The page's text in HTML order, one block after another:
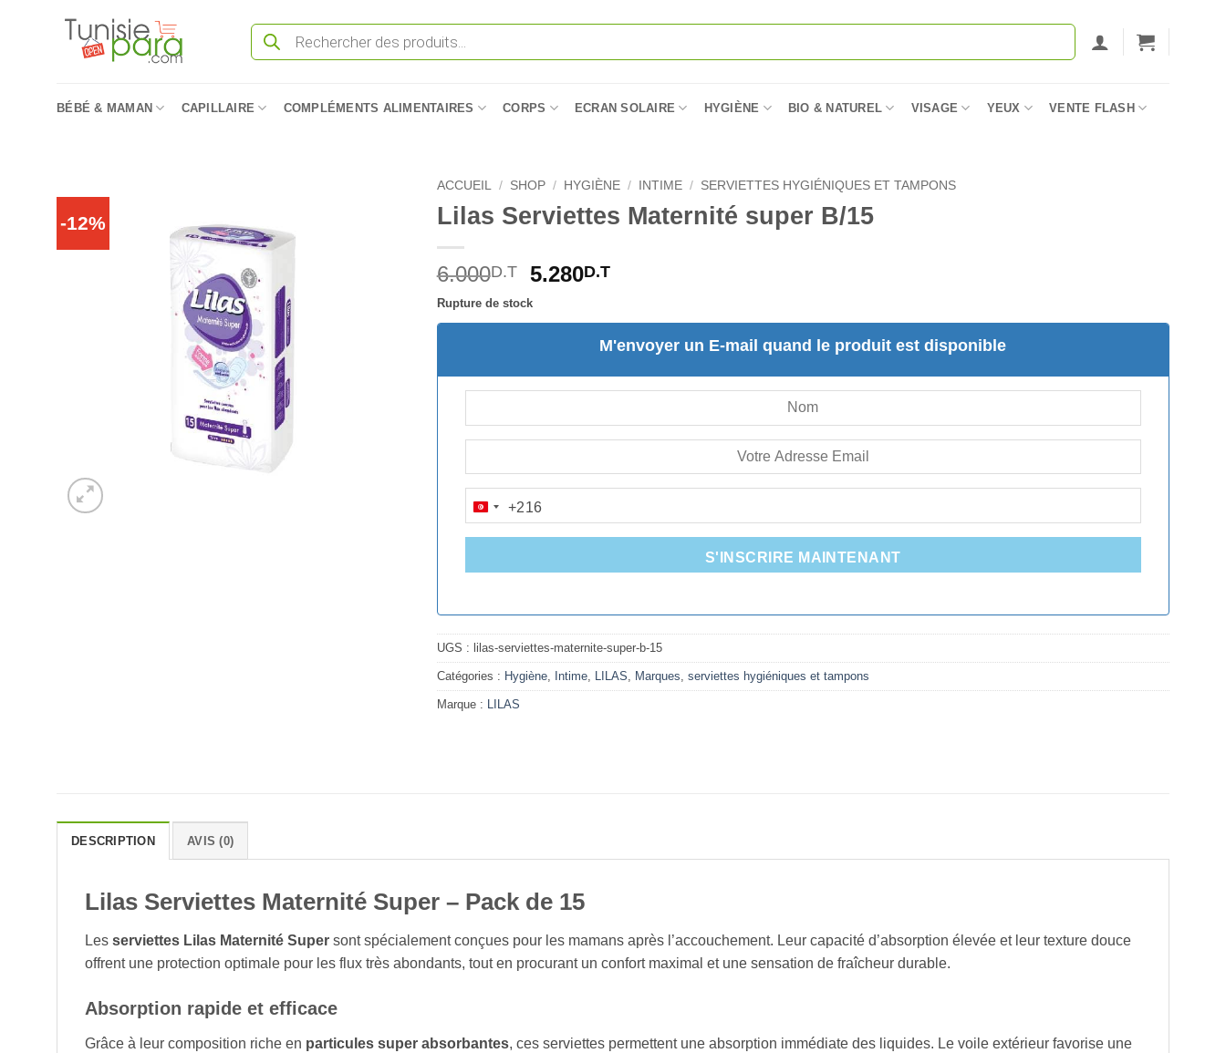
Recherche
produits
BÉBÉ & MAMAN CAPILLAIRE COMPLÉMENTS ALIMENTAIRES CORPS ECRAN SOLAIRE HYGIÈNE BIO & NATUREL VISAGE YEUX VENTE FLASH
-12%
ACCUEIL / SHOP / HYGIÈNE / INTIME / SERVIETTES HYGIÉNIQUES ET TAMPONS
Lilas Serviettes Maternité super B/15
6.000D.T
Le
prix
initial
5.280D.TLe
actuel
est :
5.280D.T.
Rupture de stock
M'envoyer un E-mail quand le produit est disponible
TUNISIA
+216
+216
S'INSCRIRE MAINTENANT
UGS : lilas-serviettes-maternite-super-b-15
Catégories : Hygiène, Intime, LILAS Marques serviettes hygiéniques et tampons
Marque : LILAS
DESCRIPTION AVIS (0)
Lilas Serviettes Maternité Super – Pack de 15
Les serviettes Lilas Maternité Super sont spécialement conçues pour les mamans après l’accouchement. Leur capacité d’absorption élevée et leur texture douce
offrent une protection optimale pour les flux très abondants, tout en procurant un confort maximal et une sensation de fraîcheur durable.
Absorption rapide et efficace
Grâce à leur composition riche en particules super absorbantes, ces serviettes permettent une absorption immédiate des liquides. Le voile extérieur favorise une